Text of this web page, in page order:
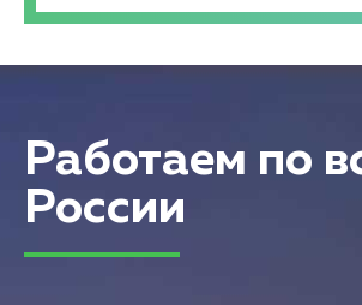
Работаем по
России